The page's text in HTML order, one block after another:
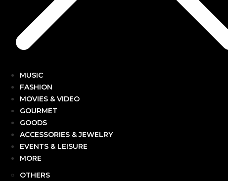
MUSIC
FASHION
MOVIES & VIDEO
GOURMET
GOODS
ACCESSORIES & JEWELRY
EVENTS & LEISURE
MORE
OTHERS